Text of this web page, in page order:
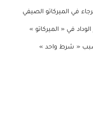
في الميركاتو الصيفي
في « الميركاتو »
« شرط واحد »